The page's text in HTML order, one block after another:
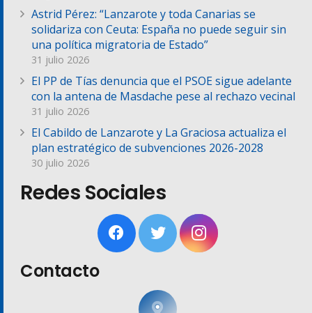
Astrid Pérez: “Lanzarote y toda Canarias se
solidariza con Ceuta: España no puede seguir sin
una política migratoria de Estado”
31 julio 2026
El PP de Tías denuncia que el PSOE sigue adelante
con la antena de Masdache pese al rechazo vecinal
31 julio 2026
El Cabildo de Lanzarote y La Graciosa actualiza el
plan estratégico de subvenciones 2026-2028
30 julio 2026
Redes Sociales
Contacto